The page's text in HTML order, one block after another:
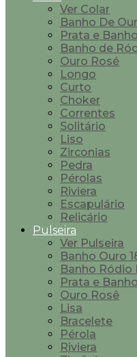
Ver Colar
Banho De
Prata e
Banho de
Ouro Rosé
Longo
Curto
Choker
Correntes
Solitário
Liso
Zirconias
Pedra
Pérolas
Riviera
Escapulário
Relicário
Pulseira
Ver Pulseira
Banho Ouro
Banho Ródio
Prata e
Ouro Rosê
Lisa
Bracelete
Pérola
Riviera